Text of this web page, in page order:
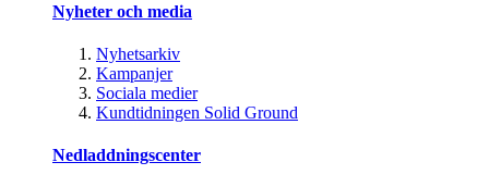
Nyheter och media
Nyhetsarkiv
Kampanjer
Sociala medier
Kundtidningen Solid Ground
Nedladdningscenter